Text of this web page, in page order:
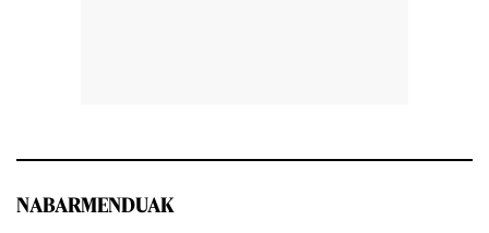
NABARMENDUAK